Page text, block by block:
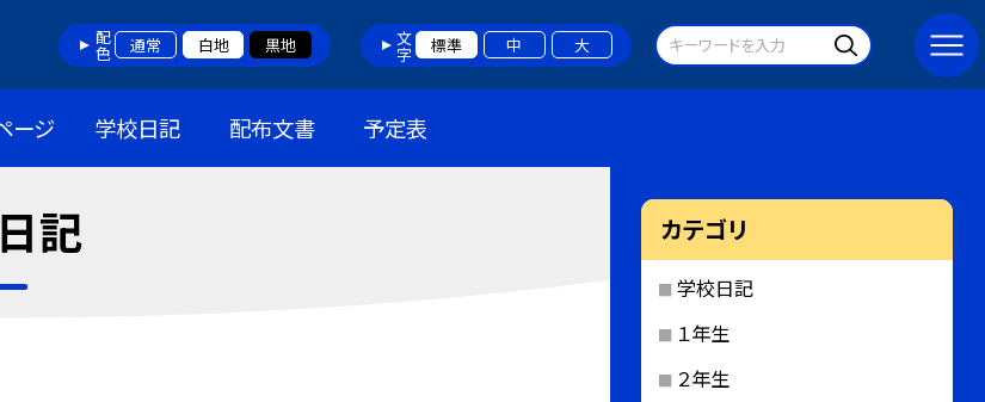
配色 通常 白地 黒地 文字 標準 中 大
ージ 学校日記 配布文書 予定表
記 カテゴリ
学校日記
１年生
２年生